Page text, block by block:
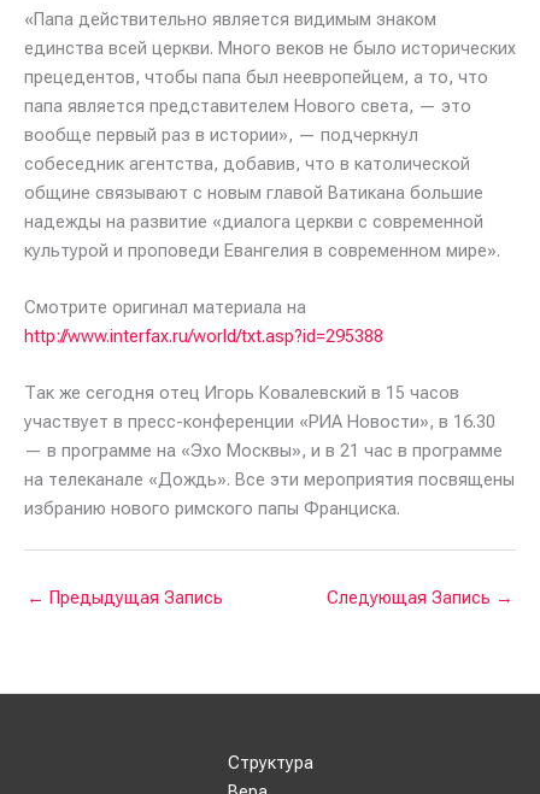
«Папа действительно является видимым знаком
единства всей церкви. Много веков не было исторических
прецедентов, чтобы папа был неевропейцем, а то, что
папа является представителем Нового света, — это
вообще первый раз в истории», — подчеркнул
собеседник агентства, добавив, что в католической
общине связывают с новым главой Ватикана большие
надежды на развитие «диалога церкви с современной
культурой и проповеди Евангелия в современном мире».
Смотрите оригинал материала на
http://www.interfax.ru/world/txt.asp?id=295388
Так же сегодня отец Игорь Ковалевский в 15 часов
участвует в пресс-конференции «РИА Новости», в 16.30
— в программе на «Эхо Москвы», и в 21 час в программе
на телеканале «Дождь». Все эти мероприятия посвящены
избранию нового римского папы Франциска.
← Предыдущая Запись Следующая Запись →
Структура